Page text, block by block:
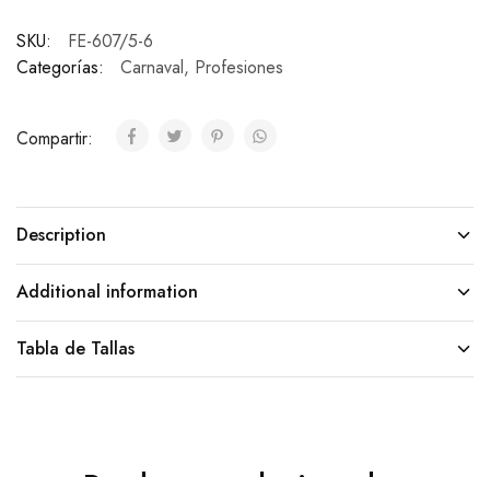
SKU:
FE-607/5-6
Categorías:
Carnaval, Profesiones
Compartir:
Description
Additional information
Tabla de Tallas